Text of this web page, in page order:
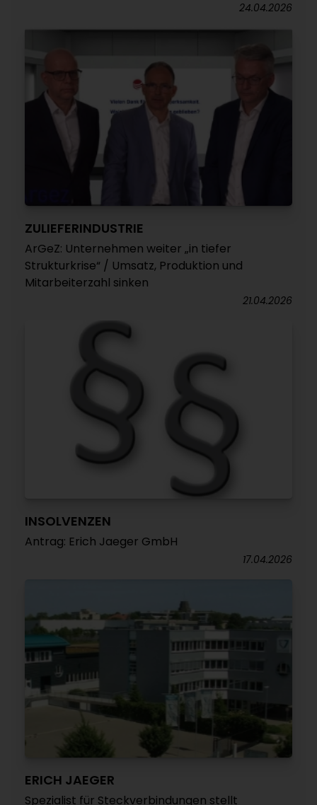
24.04.2026
ZULIEFERINDUSTRIE
ArGeZ: Unternehmen weiter „in tiefer
Strukturkrise“ / Umsatz, Produktion und
Mitarbeiterzahl sinken
21.04.2026
INSOLVENZEN
Antrag: Erich Jaeger GmbH
17.04.2026
ERICH JAEGER
Spezialist für Steckverbindungen stellt